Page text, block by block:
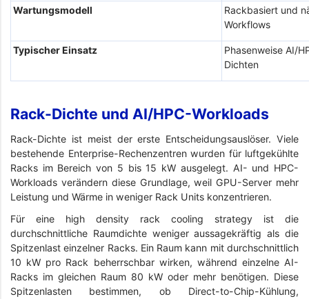
Wartungsmodell
Rackbasiert und
Workflows
Typischer Einsatz
Phasenweise AI/
Dichten
Rack-Dichte und AI/HPC-Workloads
Rack-Dichte ist meist der erste Entscheidungsauslöser. Viele
bestehende Enterprise-Rechenzentren wurden für luftgekühlte
Racks im Bereich von 5 bis 15 kW ausgelegt. AI- und HPC-
Workloads verändern diese Grundlage, weil GPU-Server mehr
Leistung und Wärme in weniger Rack Units konzentrieren.
Für eine high density rack cooling strategy ist die
durchschnittliche Raumdichte weniger aussagekräftig als die
Spitzenlast einzelner Racks. Ein Raum kann mit durchschnittlich
10 kW pro Rack beherrschbar wirken, während einzelne AI-
Racks im gleichen Raum 80 kW oder mehr benötigen. Diese
Spitzenlasten bestimmen, ob Direct-to-Chip-Kühlung,